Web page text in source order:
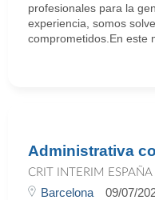
profesionales para la
experiencia, somos
comprometidos.En este
Administrativa
CRIT INTERIM ESPAÑA
Barcelona 09/07/